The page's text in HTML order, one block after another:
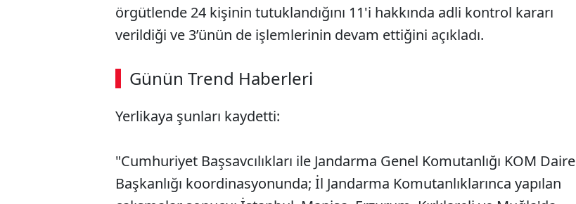
örgütlende 24 kişinin tutuklandığını 11'i hakkında adli kontrol kararı
verildiği ve 3’ünün de işlemlerinin devam ettiğini açıkladı.
Günün Trend Haberleri
Yerlikaya şunları kaydetti:
"Cumhuriyet Başsavcılıkları ile Jandarma Genel Komutanlığı KOM Daire
Başkanlığı koordinasyonunda; İl Jandarma Komutanlıklarınca yapılan